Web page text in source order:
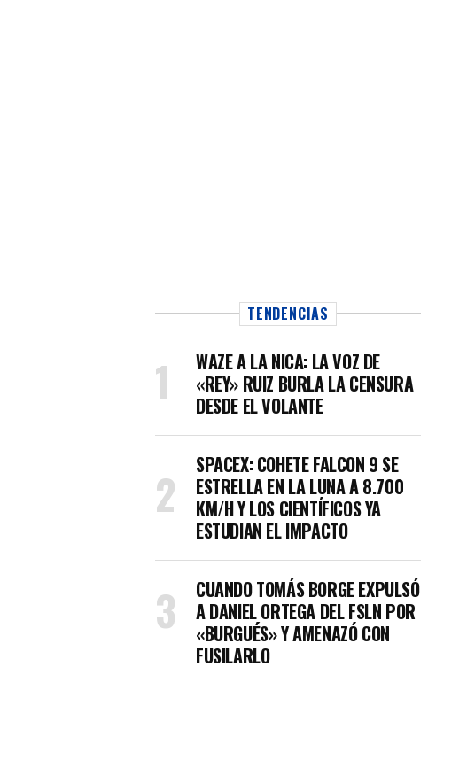
TENDENCIAS
WAZE A LA NICA: LA VOZ DE
«REY» RUIZ BURLA LA CENSURA
DESDE EL VOLANTE
SPACEX: COHETE FALCON 9 SE
ESTRELLA EN LA LUNA A 8.700
KM/H Y LOS CIENTÍFICOS YA
ESTUDIAN EL IMPACTO
CUANDO TOMÁS BORGE EXPULSÓ
A DANIEL ORTEGA DEL FSLN POR
«BURGUÉS» Y AMENAZÓ CON
FUSILARLO